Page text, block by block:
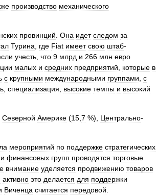
производство механического
провинций Она идет следом за
Турина где Fiat имеет свою штаб-
учесть что 9 млрд и 266 млн евро
малых и средних предприятий которые в
с крупными международными группами с
специализация высокие темпы и высокий
Северной Америке (15 7 %), Центрально-
мероприятий по поддержке стратегических
и финансовых групп проводятся торговые
внимание уделяется продвижению товаров
активно это делается для поддержки
Виченца считается передовой